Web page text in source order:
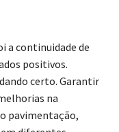
a continuidade de
positivos.
certo. Garantir
na
pavimentação,